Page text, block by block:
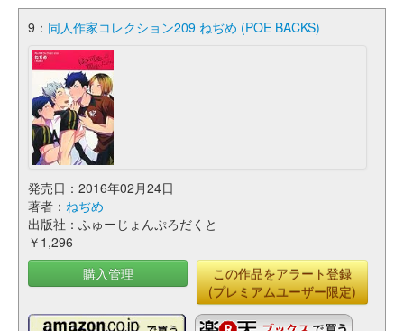
9： 同人作家コレクション209 ねぢめ (POE BACKS)
発売日：2016年02月24日
著者： ねぢめ
出版社：ふゅーじょんぷろだくと
￥1,296
購入管理
この作品をアラート登録
(プレミアムユーザー限定)